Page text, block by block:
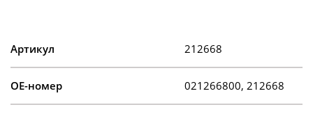
Артикул 212668
OE-номер 021266800, 212668